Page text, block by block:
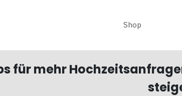
Shop
für mehr